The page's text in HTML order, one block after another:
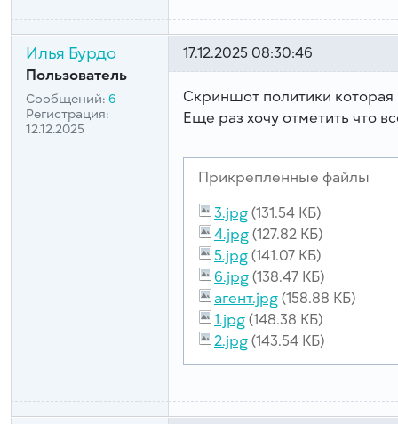
Илья Бурдо
Пользователь
Сообщений: 6
Регистрация:
12.12.2025
17.12.2025 08:30:46
Скриншот политики
Еще раз хочу отметить что
Прикрепленные файлы
3.jpg(131.54 КБ)
4.jpg(127.82 КБ)
5.jpg(141.07 КБ)
6.jpg(138.47 КБ)
агент.jpg(158.88 КБ)
1.jpg(148.38 КБ)
2.jpg(143.54 КБ)